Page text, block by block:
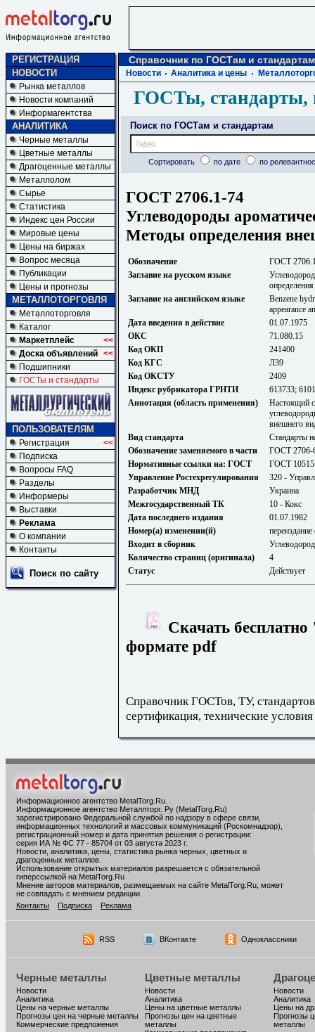
РЕГИСТРАЦИЯ
НОВОСТИ
Рынка металлов
Новости компаний
Информагентства
АНАЛИТИКА
Черные металлы
Цветные металлы
Драгоценные металлы
Металлолом
Сырье
Статистика
Индекс цен России
Мировые цены
Цены на биржах
Вопрос месяца
Публикации
Цены и прогнозы
МЕТАЛЛОТОРГОВЛЯ
Металлоторговля
Каталог
Маркетплейс
<<
Доска объявлений <<
Подшипники
ГОСТы и стандарты
ПОЛЬЗОВАТЕЛЯМ
Регистрация
<<
Подписка
Вопросы FAQ
Разделы
Информеры
Выставки
Реклама
О компании
Контакты
Поиск по сайту
Справочник по ГОСТам и стандартам
Новости Аналитика и цены
ГОСТы, стандарты,
Поиск по ГОСТам и стандартам
Сортировать по дате по
ГОСТ 2706.1-74
Углеводороды
Методы определения
Обозначение
ГОСТ
Заглавие на русском языке
Заглавие на английском языке
Benzene
appearance
Дата введения в действие
01.07.1975
ОКС
71.080.15
Код ОКП
241400
Код КГС
Л39
Код ОКСТУ
2409
Индекс рубрикатора ГРНТИ
613733;
Аннотация (область применения)
Настоящий
внешнего
Вид стандарта
Стандарты
Обозначение заменяемого в части
ГОСТ 2706-
Нормативные ссылки на: ГОСТ
ГОСТ
Управление Ростехрегулирования
320 -
Разработчик МНД
Украина
Межгосударственный ТК
10 - Кокс
Дата последнего издания
01.07.1982
Номер(а) изменении(й)
Входит в сборник
Количество страниц (оригинала)
4
Статус
Действует
Скачать
формате pdf
Справочник ГОСТов, ТУ,
сертификация, технические условия
Информационное агентство MetalTorg.Ru
Информационное агентство Металлторг. Ру (MetalTorg.Ru)
зарегистрировано Федеральной службой по надзору в сфере связи,
информационных технологий и массовых коммуникаций (Роскомнадзор),
регистрационный номер и дата принятия решения о регистрации:
серия ИА № ФС 77 - 85704 от 03 августа 2023 г.
Новости, аналитика, цены, статистика рынка черных, цветных и
драгоценных металлов.
Использование открытых материалов разрешается с обязательной
гиперссылкой на MetalTorg.Ru
Мнение авторов материалов, размещаемых на сайте MetalTorg.Ru, может
не совпадать с мнением редакции.
Контакты
Подписка Реклама
RSS ВКонтакте Одноклассники
Черные металлы
Новости
Аналитика
Цены на черные металлы
Прогнозы цен на черные металлы
Коммерческие предложения
Цветные металлы
Новости
Аналитика
Цены на цветные металлы
Прогнозы цен на цветные
металлы
Новости
Аналитика
Цены на
Прогнозы
металлы